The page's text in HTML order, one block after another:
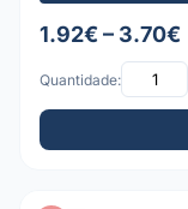
1.92€ – 3.70€
Quantidade: